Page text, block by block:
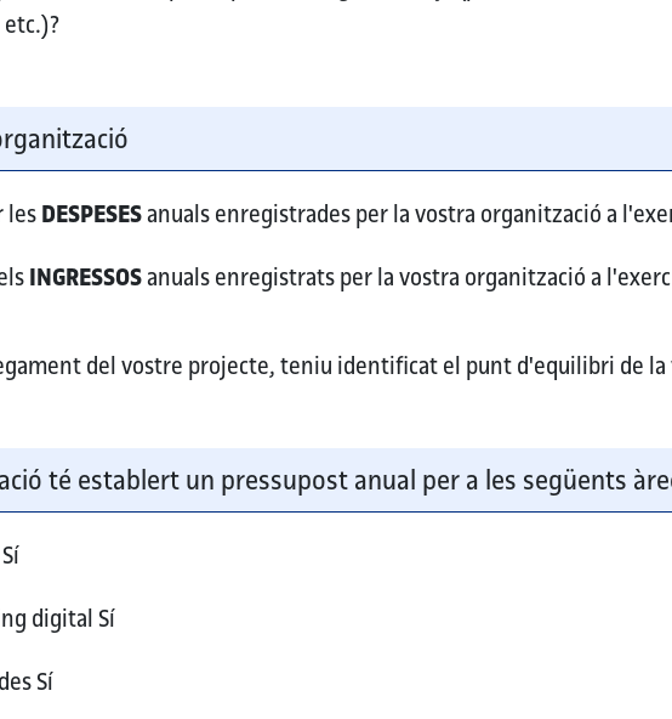
lesDESPESESanuals enregistrades per la vostra organització a
INGRESSOSanuals enregistrats per la vostra organització a
del vostre projecte, teniu identificat el punt d'equilibri de
té establert un pressupost anual per a les següents
Sí
digital Sí
Sí